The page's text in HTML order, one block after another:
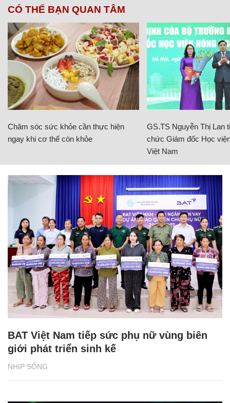
CÓ THỂ BẠN QUAN TÂM
Chăm sóc sức khỏe cần thực hiện
ngay khi cơ thể còn khỏe
GS.TS Nguyễn Thị Lan
chức Giám đốc Học
Việt Nam
NHỊP SỐNG
BAT Việt Nam tiếp sức phụ nữ vùng biên
giới phát triển sinh kế